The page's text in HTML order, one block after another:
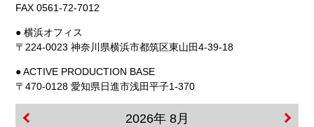
FAX 0561-72-7012
● 横浜オフィス
〒224-0023 神奈川県横浜市都筑区東山田4-39-18
● ACTIVE PRODUCTION BASE
〒470-0128 愛知県日進市浅田平子1-370
2026年 8月